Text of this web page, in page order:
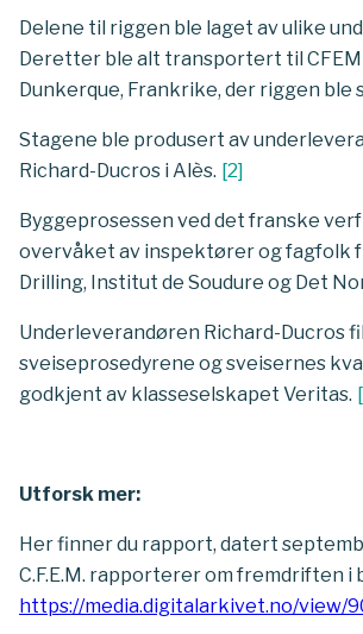
Delene til riggen ble laget av ulike
Deretter ble alt transportert til
Dunkerque, Frankrike, der riggen ble
Stagene ble produsert av
Richard-Ducros i Alès. [2]
Byggeprosessen ved det franske
overvåket av inspektører og fagfolk
Drilling, Institut de Soudure og Det
Underleverandøren Richard-Ducros
sveiseprosedyrene og sveisernes
godkjent av klasseselskapet Veritas. [
Utforsk mer:
Her finner du rapport, datert
C.F.E.M. rapporterer om fremdriften i
https://media.digitalarkivet.no/view/